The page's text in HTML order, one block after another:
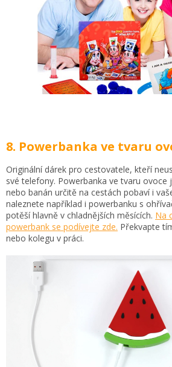
8. Powerbanka ve tvaru
Originální dárek pro cestovatele, kteří
své telefony. Powerbanka ve tvaru ovoce
nebo banán určitě na cestách pobaví i
naleznete například i powerbanku s
potěší hlavně v chladnějších měsících. Na
powerbank se podívejte zde. Překvapte
nebo kolegu v práci.